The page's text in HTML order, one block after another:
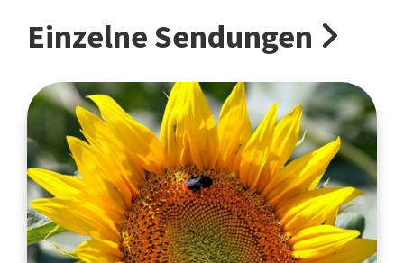
Einzelne Sendungen